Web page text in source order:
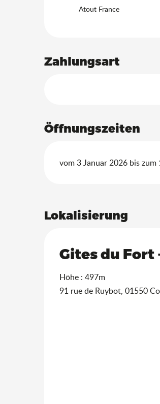
Atout France
Zahlungsart
Öffnungszeiten
vom 3 Januar 2026 bis
Lokalisierung
Gites du Fort
Höhe : 497m
91 rue de Ruybot, 01550